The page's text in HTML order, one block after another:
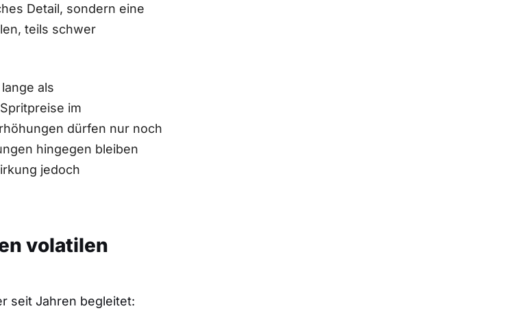
Detail, sondern eine
teils schwer
als
im
dürfen nur noch
hingegen bleiben
jedoch
volatilen
seit Jahren begleitet: